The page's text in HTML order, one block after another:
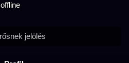
jelölés